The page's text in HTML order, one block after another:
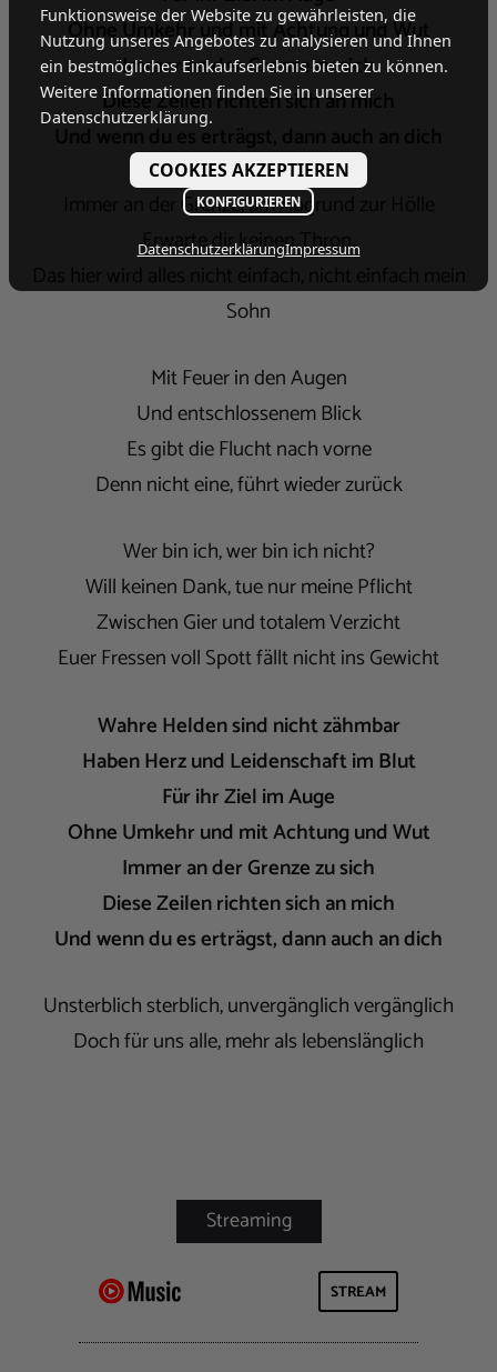
Ohne Umkehr und mit Achtung und Wut
Immer an der Grenze zu sich
Diese Zeilen richten sich an mich
Und wenn du es erträgst, dann auch an dich
Immer an der Grenze, am Abgrund zur Hölle
Erwarte dir keinen Thron,
Sohn
Mit Feuer in den Augen
Und entschlossenem Blick
Es gibt die Flucht nach vorne
Denn nicht eine, führt wieder zurück
Wer bin ich, wer bin ich nicht?
Will keinen Dank, tue nur meine Pflicht
Zwischen Gier und totalem Verzicht
Euer Fressen voll Spott fällt nicht ins Gewicht
Wahre Helden sind nicht zähmbar
Haben Herz und Leidenschaft im Blut
Für ihr Ziel im Auge
Ohne Umkehr und mit Achtung und Wut
Immer an der Grenze zu sich
Diese Zeilen richten sich an mich
Und wenn du es erträgst, dann auch an dich
Unsterblich sterblich, unvergänglich vergänglich
Doch für uns alle, mehr als lebenslänglich
STREAM
Funktionsweise der Website zu gewährleisten, die
Nutzung unseres Angebotes zu analysieren und Ihnen
ein bestmögliches Einkaufserlebnis bieten zu können.
Weitere Informationen finden Sie in unserer
Datenschutzerklärung.
COOKIES AKZEPTIEREN
KONFIGURIEREN
DatenschutzerklärungImpressum